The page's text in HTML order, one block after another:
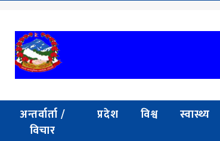
अन्तर्वार्ता /
विचार
प्रदेश विश्व स्वास्थ्य